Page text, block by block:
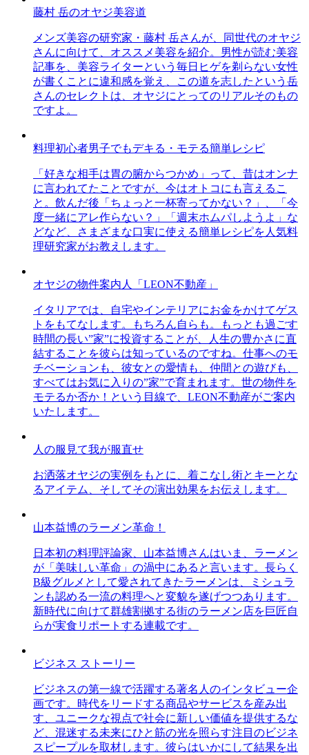
藤村 岳のオヤジ美容道
メンズ美容の研究家・藤村 岳さんが、同世代のオヤジ
さんに向けて、オススメ美容を紹介。男性が読む美容
記事を、美容ライターという毎日ヒゲを剃らない女性
が書くことに違和感を覚え、この道を志したという岳
さんのセレクトは、オヤジにとってのリアルそのもの
ですよ。
料理初心者男子でもデキる・モテる簡単レシピ
「好きな相手は胃の腑からつかめ」って、昔はオンナ
に言われてたことですが、今はオトコにも言えるこ
と。飲んだ後「ちょっと一杯寄ってかない？」、「今
度一緒にアレ作らない？」「週末ホムパしようよ」な
どなど、さまざまな口実に使える簡単レシピを人気料
理研究家がお教えします。
オヤジの物件案内人「LEON不動産」
イタリアでは、自宅やインテリアにお金をかけてゲス
トをもてなします。もちろん自らも。もっとも過ごす
時間の長い”家”に投資することが、人生の豊かさに直
結することを彼らは知っているのですね。仕事へのモ
チベーションも、彼女との愛情も、仲間との遊びも、
すべてはお気に入りの”家”で育まれます。世の物件を
モテるか否か！という目線で、LEON不動産がご案内
いたします。
人の服見て我が服直せ
お洒落オヤジの実例をもとに、着こなし術とキーとな
るアイテム、そしてその演出効果をお伝えします。
山本益博のラーメン革命！
日本初の料理評論家、山本益博さんはいま、ラーメン
が「美味しい革命」の渦中にあると言います。長らく
B級グルメとして愛されてきたラーメンは、ミシュラ
ンも認める一流の料理へと変貌を遂げつつあります。
新時代に向けて群雄割拠する街のラーメン店を巨匠自
らが実食リポートする連載です。
ビジネス ストーリー
ビジネスの第一線で活躍する著名人のインタビュー企
画です。時代をリードする商品やサービスを産み出
す、ユニークな視点で社会に新しい価値を提供するな
ど、混迷する未来にひと筋の光を照らす注目のビジネ
スピープルを取材します。彼らはいかにして結果を出